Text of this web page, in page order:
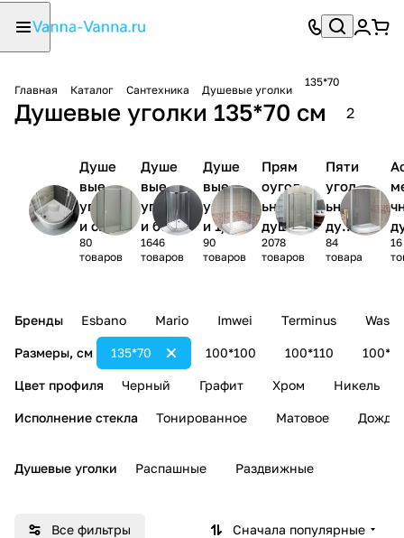
Главная Каталог Сантехника Душевые уголки
135*70
Душевые уголки 135*70 см 2
Душе
вые
уголк
и с
поддо
ном
80
товаров
Душе
вые
уголк
и без
поддо
на
1646
товаров
Душе
вые
уголк
и 1/4
круга
90
товаров
Прям
оугол
ьные
душев
ые
уголк
2078
товаров
Пяти
угол
ьные
душе
вые
угол
84
товара
16
Бренды Esbano Mario Imwei Terminus
Размеры, см 100*100 100*110
135*70
Цвет профиля Черный Графит Хром Никель
Исполнение стекла Тонированное Матовое Дождь
Душевые уголки Распашные Раздвижные
Все фильтры Сначала популярные